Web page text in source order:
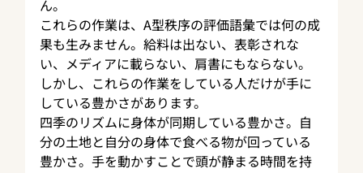
ん。
これらの作業は、A型秩序の評価語彙では何の成
果も生みません。給料は出ない、表彰されな
い、メディアに載らない、肩書にもならない。
しかし、これらの作業をしている人だけが手に
している豊かさがあります。
四季のリズムに身体が同期している豊かさ。自
分の土地と自分の身体で食べる物が回っている
豊かさ。手を動かすことで頭が静まる時間を持